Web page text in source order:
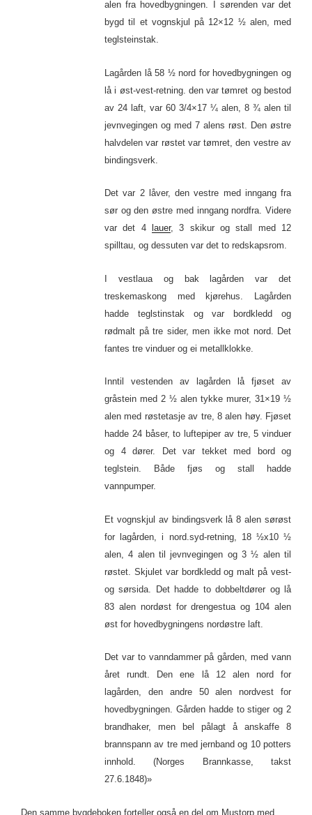
alen fra hovedbygningen. I sørenden var det
bygd til et vognskjul på 12×12 ½ alen, med
teglsteinstak.
Lagården lå 58 ½ nord for hovedbygningen og
lå i øst-vest-retning. den var tømret og bestod
av 24 laft, var 60 3/4×17 ¼ alen, 8 ¾ alen til
jevnvegingen og med 7 alens røst. Den østre
halvdelen var røstet var tømret, den vestre av
bindingsverk.
Det var 2 låver, den vestre med inngang fra
sør og den østre med inngang nordfra. Videre
var det 4
lauer, 3 skikur og stall med 12
spilltau, og dessuten var det to redskapsrom.
I vestlaua og bak lagården var det
treskemaskong med kjørehus. Lagården
hadde teglstinstak og var bordkledd og
rødmalt på tre sider, men ikke mot nord. Det
fantes tre vinduer og ei metallklokke.
Inntil vestenden av lagården lå fjøset av
gråstein med 2 ½ alen tykke murer, 31×19 ½
alen med røstetasje av tre, 8 alen høy. Fjøset
hadde 24 båser, to luftepiper av tre, 5 vinduer
og 4 dører. Det var tekket med bord og
teglstein. Både fjøs og stall hadde
vannpumper.
Et vognskjul av bindingsverk lå 8 alen sørøst
for lagården, i nord.syd-retning, 18 ½x10 ½
alen, 4 alen til jevnvegingen og 3 ½ alen til
røstet. Skjulet var bordkledd og malt på vest-
og sørsida. Det hadde to dobbeltdører og lå
83 alen nordøst for drengestua og 104 alen
øst for hovedbygningens nordøstre laft.
Det var to vanndammer på gården, med vann
året rundt. Den ene lå 12 alen nord for
lagården, den andre 50 alen nordvest for
hovedbygningen. Gården hadde to stiger og 2
brandhaker, men bel pålagt å anskaffe 8
brannspann av tre med jernband og 10 potters
innhold. (Norges Brannkasse, takst
27.6.1848)»
Den samme bygdeboken forteller også en del om Mustorp med